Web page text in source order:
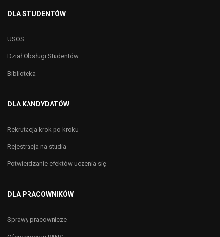
DLA STUDENTÓW
USOS
Dział Obsługi Studentów
Biblioteka
DLA KANDYDATÓW
Rekrutacja krok po kroku
Rejestracja na studia
Potwierdzanie efektów uczenia się
DLA PRACOWNIKÓW
Sprawy pracownicze